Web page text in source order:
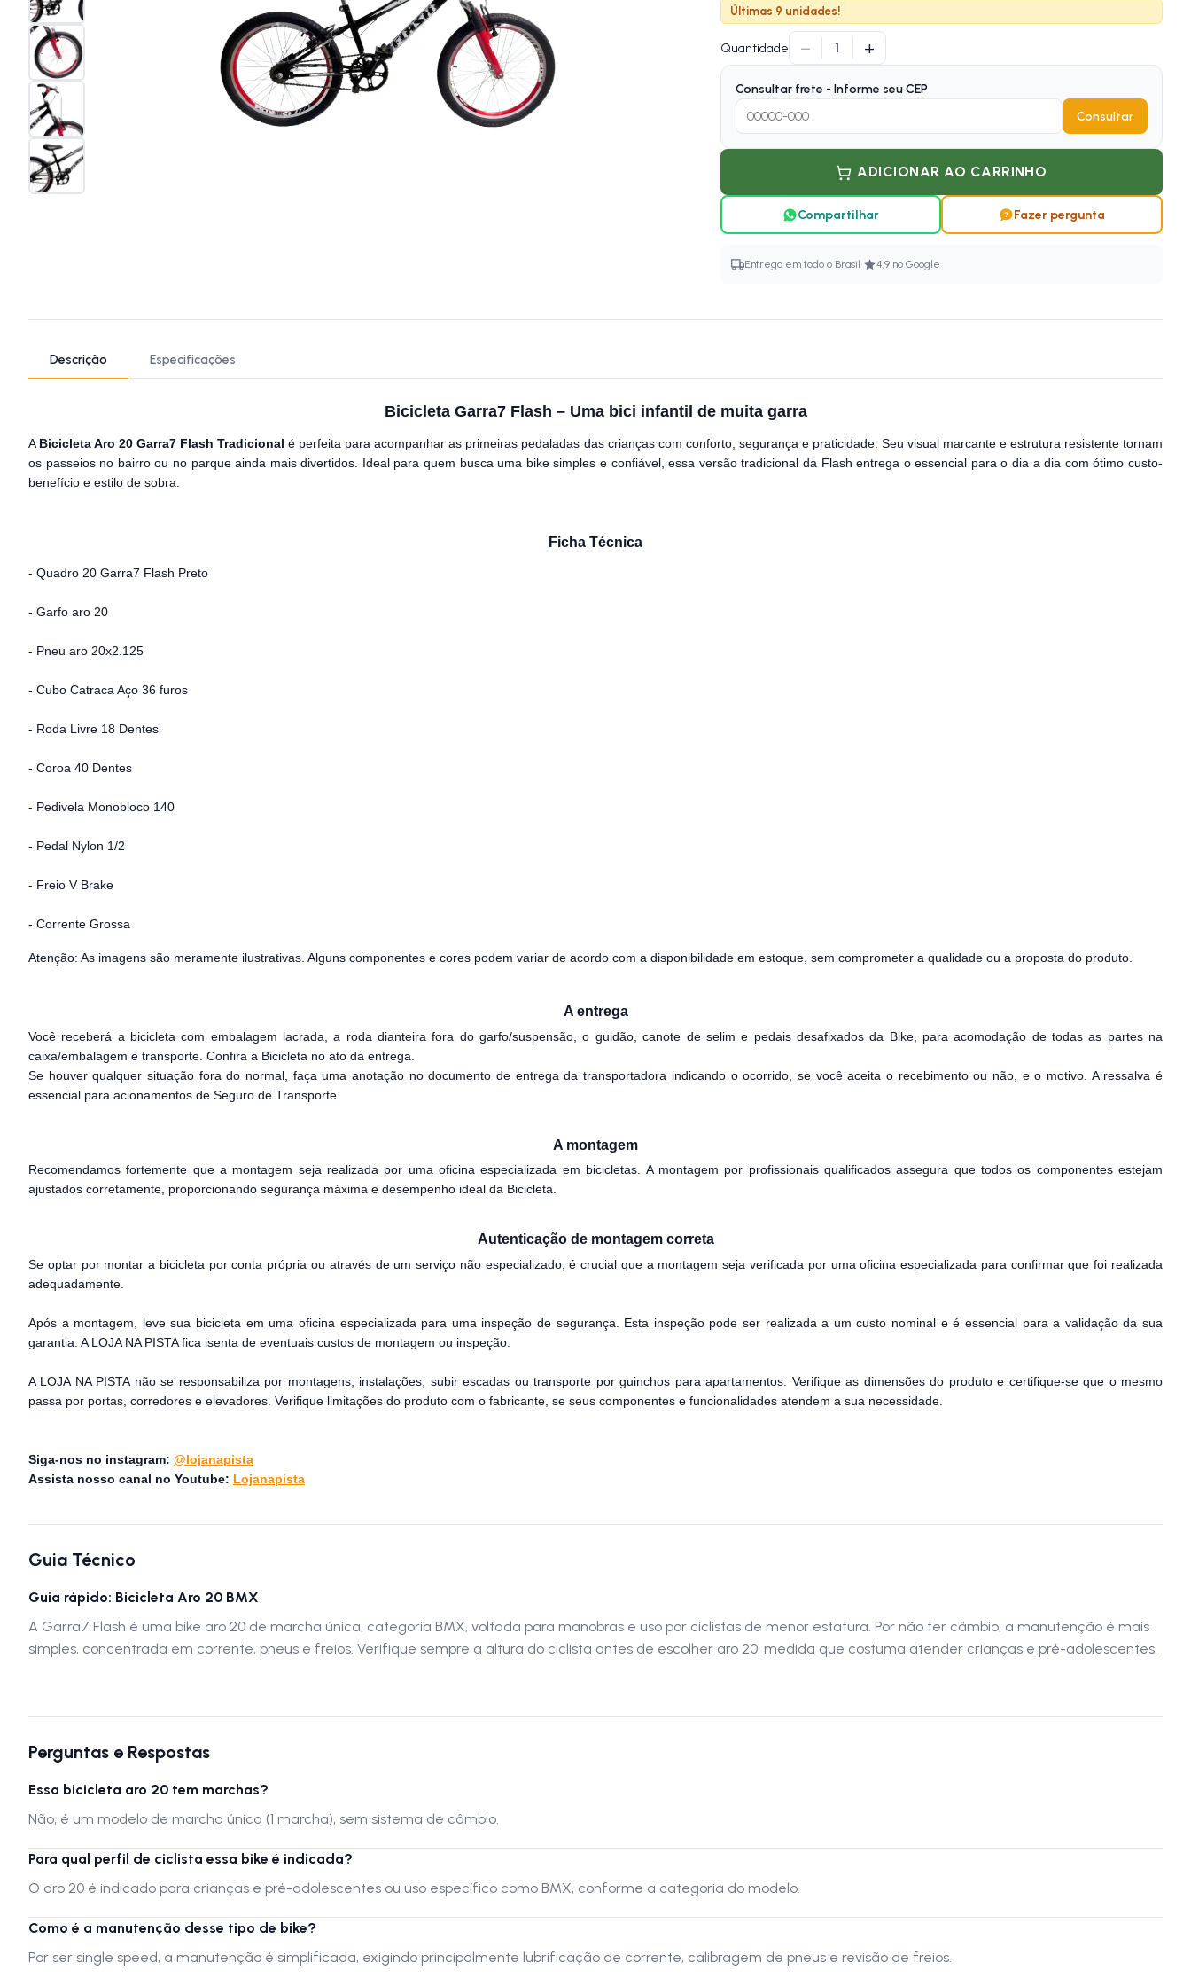
Últimas 9 unidades!
Quantidade − 1 +
Consultar frete - Informe seu CEP
Consultar
ADICIONAR AO CARRINHO
Compartilhar Fazer pergunta
Entrega em todo o Brasil · 4,9 no Google
Descrição Especificações
Bicicleta Garra7 Flash – Uma bici infantil de muita garra
A Bicicleta Aro 20 Garra7 Flash Tradicional é perfeita para acompanhar as primeiras pedaladas das crianças com conforto, segurança e praticidade. Seu visual marcante e estrutura resistente tornam
os passeios no bairro ou no parque ainda mais divertidos. Ideal para quem busca uma bike simples e confiável, essa versão tradicional da Flash entrega o essencial para o dia a dia com ótimo custo-
benefício e estilo de sobra.
Ficha Técnica
- Quadro 20 Garra7 Flash Preto
- Garfo aro 20
- Pneu aro 20x2.125
- Cubo Catraca Aço 36 furos
- Roda Livre 18 Dentes
- Coroa 40 Dentes
- Pedivela Monobloco 140
- Pedal Nylon 1/2
- Freio V Brake
- Corrente Grossa
Atenção: As imagens são meramente ilustrativas. Alguns componentes e cores podem variar de acordo com a disponibilidade em estoque, sem comprometer a qualidade ou a proposta do produto.
A entrega
Você receberá a bicicleta com embalagem lacrada, a roda dianteira fora do garfo/suspensão, o guidão, canote de selim e pedais desafixados da Bike, para acomodação de todas as partes na
caixa/embalagem e transporte. Confira a Bicicleta no ato da entrega.
Se houver qualquer situação fora do normal, faça uma anotação no documento de entrega da transportadora indicando o ocorrido, se você aceita o recebimento ou não, e o motivo. A ressalva é
essencial para acionamentos de Seguro de Transporte.
A montagem
Recomendamos fortemente que a montagem seja realizada por uma oficina especializada em bicicletas. A montagem por profissionais qualificados assegura que todos os componentes estejam
ajustados corretamente, proporcionando segurança máxima e desempenho ideal da Bicicleta.
Autenticação de montagem correta
Se optar por montar a bicicleta por conta própria ou através de um serviço não especializado, é crucial que a montagem seja verificada por uma oficina especializada para confirmar que foi realizada
adequadamente.
Após a montagem, leve sua bicicleta em uma oficina especializada para uma inspeção de segurança. Esta inspeção pode ser realizada a um custo nominal e é essencial para a validação da sua
garantia. A LOJA NA PISTA fica isenta de eventuais custos de montagem ou inspeção.
A LOJA NA PISTA não se responsabiliza por montagens, instalações, subir escadas ou transporte por guinchos para apartamentos. Verifique as dimensões do produto e certifique-se que o mesmo
passa por portas, corredores e elevadores. Verifique limitações do produto com o fabricante, se seus componentes e funcionalidades atendem a sua necessidade.
Siga-nos no instagram: @lojanapista
Assista nosso canal no Youtube: Lojanapista
Guia Técnico
Guia rápido: Bicicleta Aro 20 BMX
A Garra7 Flash é uma bike aro 20 de marcha única, categoria BMX, voltada para manobras e uso por ciclistas de menor estatura. Por não ter câmbio, a manutenção é mais
simples, concentrada em corrente, pneus e freios. Verifique sempre a altura do ciclista antes de escolher aro 20, medida que costuma atender crianças e pré-adolescentes.
Perguntas e Respostas
Essa bicicleta aro 20 tem marchas?
Não, é um modelo de marcha única (1 marcha), sem sistema de câmbio.
Para qual perfil de ciclista essa bike é indicada?
O aro 20 é indicado para crianças e pré-adolescentes ou uso específico como BMX, conforme a categoria do modelo.
Como é a manutenção desse tipo de bike?
Por ser single speed, a manutenção é simplificada, exigindo principalmente lubrificação de corrente, calibragem de pneus e revisão de freios.